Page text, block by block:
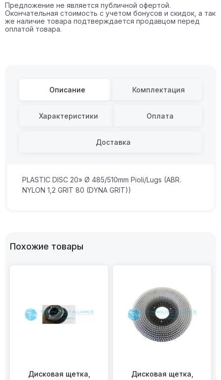
Предложение не является публичной офертой.
Окончательная стоимость с учетом бонусов и скидок, а так
же наличие товара подтверждается продавцом перед
оплатой товара.
Описание Комплектация
Характеристики Оплата
Доставка
PLASTIC DISC 20» Ø 485/510mm Pioli/Lugs (ABR.
NYLON 1,2 GRIT 80 (DYNA GRIT))
Похожие товары
Дисковая щетка,
Дисковая щетка,